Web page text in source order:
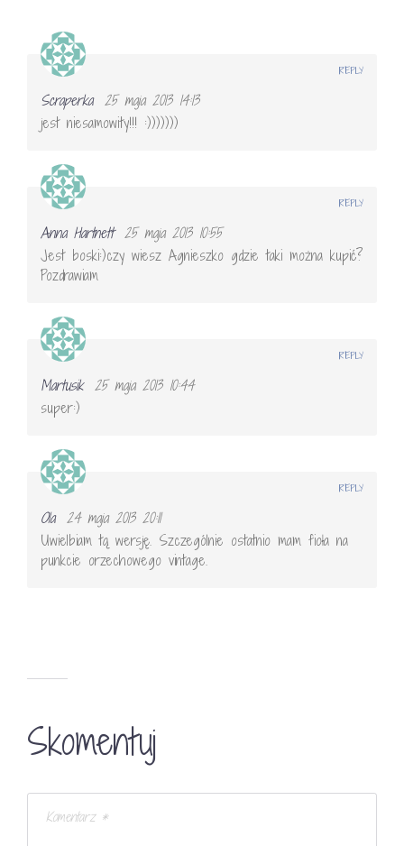
Scraperka 25 maja 2013 14:13
jest niesamowity!!! :)))))))
REPLY
Anna Hartnett 25 maja 2013 10:55
Jest boski:)czy wiesz Agnieszko gdzie taki można kupić?
Pozdrawiam
REPLY
Martusik 25 maja 2013 10:44
super:)
REPLY
Ola 24 maja 2013 20:11
Uwielbiam tą wersję. Szczególnie ostatnio mam fioła na
punkcie orzechowego vintage.
REPLY
Skomentuj